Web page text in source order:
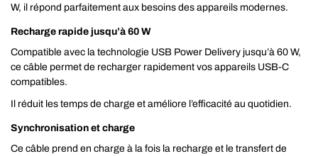
W, il répond parfaitement aux besoins des appareils modernes.
Recharge rapide jusqu’à 60 W
Compatible avec la technologie USB Power Delivery jusqu’à 60 W,
ce câble permet de recharger rapidement vos appareils USB-C
compatibles.
Il réduit les temps de charge et améliore l’efficacité au quotidien.
Synchronisation et charge
Ce câble prend en charge à la fois la recharge et le transfert de